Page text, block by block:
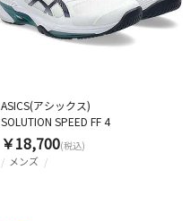
メンズ
ASICS(アシックス)
SOLUTION SPEED FF 4
￥18,700(税込)